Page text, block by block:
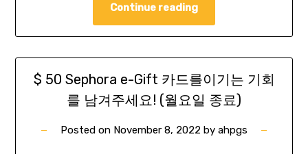
Continue reading
$ 50 Sephora e-Gift 카드를이기는 기회
를 남겨주세요! (월요일 종료)
Posted on November 8, 2022 by ahpgs